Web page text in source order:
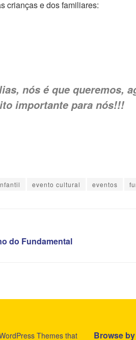
crianças e dos familiares:
nós é que queremos,
importante para nós!!!
evento cultural eventos
do Fundamental
Themes that Browse